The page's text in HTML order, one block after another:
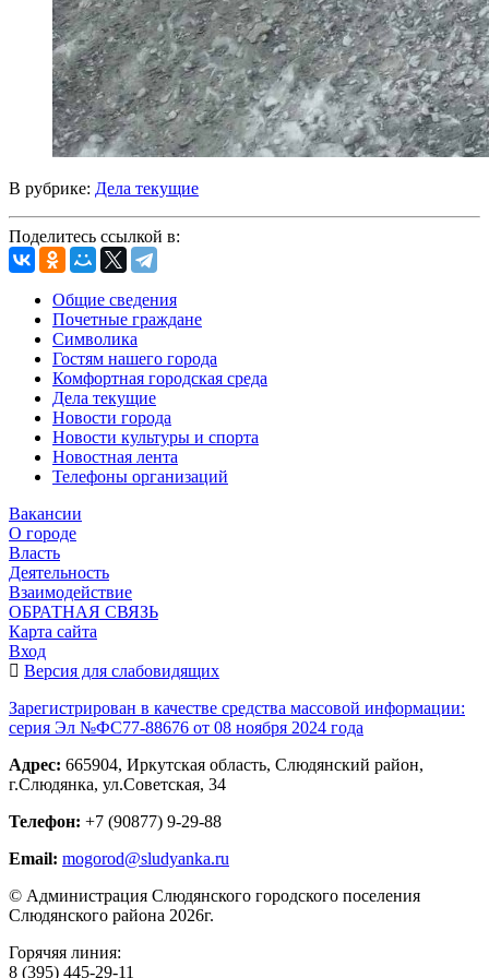
В рубрике: Дела текущие
Поделитесь ссылкой в:
Общие сведения
Почетные граждане
Символика
Гостям нашего города
Комфортная городская среда
Дела текущие
Новости города
Новости культуры и спорта
Новостная лента
Телефоны организаций
Вакансии
О городе
Власть
Деятельность
Взаимодействие
ОБРАТНАЯ СВЯЗЬ
Карта сайта
Вход
Версия для слабовидящих
Зарегистрирован в качестве средства массовой информации:
серия Эл №ФС77-88676 от 08 ноября 2024 года
Адрес: 665904, Иркутская область, Слюдянский район,
г.Слюдянка, ул.Советская, 34
Телефон: +7 (90877) 9-29-88
Email: mogorod@sludyanka.ru
© Администрация Слюдянского городского поселения
Слюдянского района 2026г.
Горячяя линия:
8 (395) 445-29-11